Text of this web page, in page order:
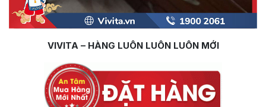
VIVITA – HÀNG LUÔN LUÔN LUÔN MỚI